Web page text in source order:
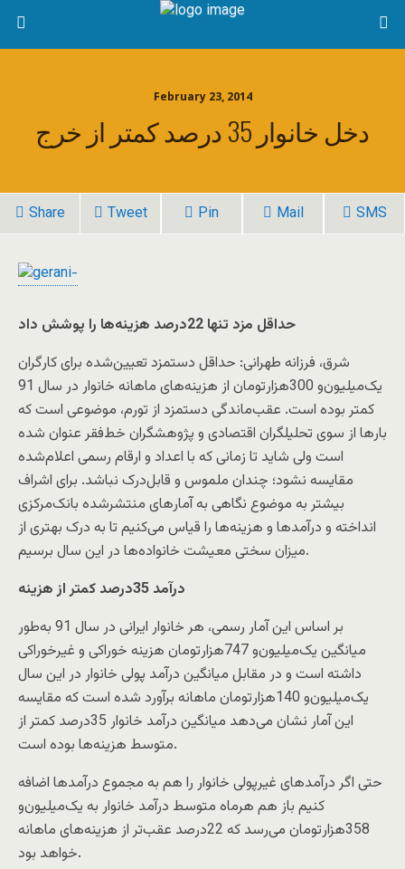
February 23, 2014
دخل خانوار 35 درصد کمتر از خرج
Share Tweet Pin Mail SMS
حداقل مزد تنها 22درصد هزینه‌ها را پوشش داد
شرق، فرزانه طهرانی: حداقل دستمزد تعیین‌شده برای کارگران
یک‌میلیون‌و 300هزار‌تومان از هزینه‌های ماهانه خانوار در سال 91
کمتر بوده است. عقب‌ماندگی دستمزد از تورم، موضوعی است که
بارها از سوی تحلیلگران اقتصادی و پژوهشگران خط‌فقر عنوان شده
است ولی شاید تا زمانی که با اعداد و ارقام رسمی اعلام‌شده
مقایسه نشود؛ چندان ملموس و قابل‌درک نباشد. برای اشراف
بیشتر به موضوع نگاهی به آمارهای منتشرشده بانک‌مرکزی
انداخته و درآمدها و هزینه‌ها را قیاس می‌کنیم تا به درک بهتری از
میزان سختی معیشت خانواده‌ها در این سال برسیم.
درآمد 35‌درصد کمتر از هزینه
بر اساس این آمار رسمی، هر خانوار ایرانی در سال 91 به‌طور
میانگین یک‌میلیون‌و 747‌هزار‌تومان هزینه خوراکی و غیرخوراکی
داشته است و در مقابل میانگین درآمد پولی خانوار در این سال
یک‌میلیون‌و 140‌هزار‌تومان ماهانه برآورد شده است که مقایسه
این آمار نشان می‌دهد میانگین درآمد خانوار 35‌درصد کمتر از
متوسط هزینه‌ها بوده است.
حتی اگر درآمدهای غیرپولی خانوار را هم به مجموع درآمدها اضافه
کنیم باز هم هرماه متوسط درآمد خانوار به یک‌میلیون‌و
358‌هزار‌تومان می‌رسد که 22‌درصد عقب‌تر از هزینه‌های ماهانه
خواهد بود.